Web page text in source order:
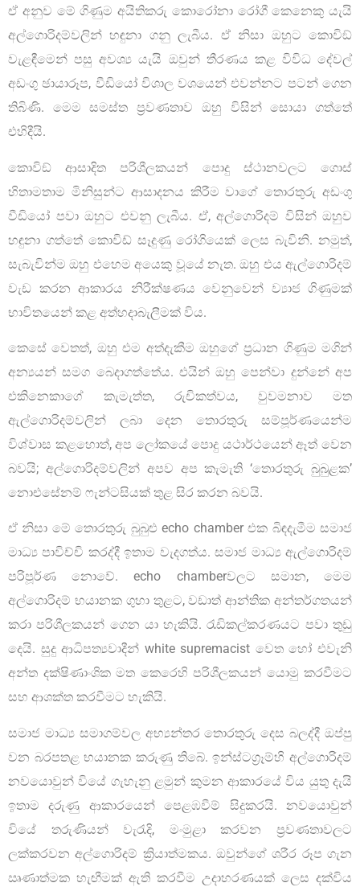
ඒ අනුව මේ ගිණුම අයිතිකරු කොරෝනා රෝගී කෙනෙකු යැයි
අල්ගොරිදම්වලින් හඳුනා ගනු ලැබීය. ඒ නිසා ඔහුට කොවිඞ්
වැළඳීමෙන් පසු අවශ්‍ය යැයි ඔවුන් තීරණය කළ විවිධ දේවල්
අඩංගු ඡායාරූප, වීඩියෝ විශාල වශයෙන් එවන්නට පටන් ගෙන
තිබිණි. මෙම සමස්ත ප්‍රවණතාව ඔහු විසින් සොයා ගත්තේ
එහිදීයි.
කොවිඞ් ආසාදිත පරිශීලකයන් පොදු ස්ථානවලට ගොස්
හිතාමතාම මිනිසුන්ට ආසාදනය කිරීම වාගේ තොරතුරු අඩංගු
වීඩියෝ පවා ඔහුට එවනු ලැබීය. ඒ, අල්ගොරිදම් විසින් ඔහුව
හඳුනා ගත්තේ කොවිඩ් සෑදුණු රෝගියෙක් ලෙස බැවිනි. නමුත්,
සැබැවින්ම ඔහු එහෙම අයෙකු වූයේ නැත. ඔහු එය ඇල්ගොරිදම්
වැඩ කරන ආකාරය නිරීක්ෂණය වෙනුවෙන් ව්‍යාජ ගිණුමක්
භාවිතයෙන් කළ අත්හදාබැලීමක් විය.
කෙසේ වෙතත්, ඔහු එම අත්දැකීම ඔහුගේ ප්‍රධාන ගිණුම මගින්
අන්‍යයන් සමග බෙදාගත්තේය. එයින් ඔහු පෙන්වා දුන්නේ අප
එකිනෙකාගේ කැමැත්ත, රුචිකත්වය, වුවමනාව මත
ඇල්ගොරිදම්වලින් ලබා දෙන තොරතුරු සම්පූර්ණයෙන්ම
විශ්වාස කළහොත්, අප ලෝකයේ පොදු යථාර්ථයෙන් ඈත් වෙන
බවයි; අල්ගොරිදම්වලින් අපව අප කැමැති ‘තොරතුරු බුබුළක’
නොඑසේනම් ෆැන්ටසියක් තුළ සිර කරන බවයි.
ඒ නිසා මේ තොරතුරු බුබුළු echo chamber එක බිඳදැමීම සමාජ
මාධ්‍ය පාවිච්චි කරද්දී ඉතාම වැදගත්ය. සමාජ මාධ්‍ය ඇල්ගොරිදම්
පරිපූර්ණ නොවේ. echo chamberවලට සමාන, මෙම
අල්ගොරිදම් භයානක ගුහා තුළට, වඩාත් ආන්තික අන්තර්ගතයන්
කරා පරිශීලකයන් ගෙන යා හැකියි. රැඩිකල්කරණයට පවා තුඩු
දෙයි. සුදු ආධිපත්‍යවාදීන් white supremacist වෙත හෝ එවැනි
අන්ත දක්ෂිණාංශික මත කෙරෙහි පරිශීලකයන් යොමු කරවීමට
සහ ආශක්ත කරවීමට හැකියි.
සමාජ මාධ්‍ය සමාගම්වල අභ්‍යන්තර තොරතුරු දෙස බලද්දී ඔප්පු
වන බරපතළ භයානක කරුණු තිබේ. ඉන්ස්ටග්‍රෑම්හි අල්ගොරිදම්
නවයොවුන් වියේ ගැහැනු ළමුන් කුමන ආකාරයේ විය යුතු දැයි
ඉතාම දරුණු ආකාරයෙන් පෙළඹවීම් සිදුකරයි. නවයොවුන්
වියේ තරුණියන් වැරැදි, මංමුළා කරවන ප්‍රවණතාවලට
ලක්කරවන අල්ගොරිදම් ක්‍රියාත්මකය. ඔවුන්ගේ ශරීර රූප ගැන
ඍණාත්මක හැඟීමක් ඇති කරවීම උදාහරණයක් ලෙස දක්විය